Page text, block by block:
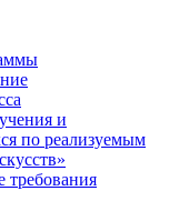
и
по реализуемым
требования